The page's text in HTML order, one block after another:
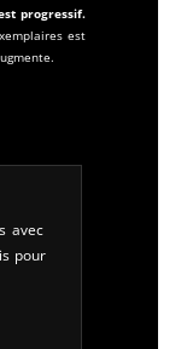
progressif.
est
avec
pour